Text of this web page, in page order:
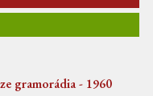
gramorádia - 1960